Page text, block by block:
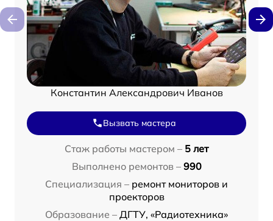
Константин Александрович Иванов
Вызвать мастера
Стаж работы мастером – 5 лет
Выполнено ремонтов – 990
Специализация – ремонт мониторов и
проекторов
Образование – ДГТУ, «Радиотехника»